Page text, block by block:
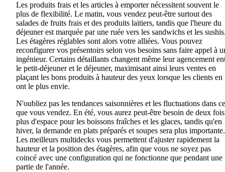
Les produits frais et les articles à emporter nécessitent souvent le
plus de flexibilité. Le matin, vous vendez peut-être surtout des
salades de fruits frais et des produits laitiers, tandis que l'heure du
déjeuner est marquée par une ruée vers les sandwichs et les
Les étagères réglables sont alors votre alliées. Vous pouvez
reconfigurer vos présentoirs selon vos besoins sans faire appel à
ingénieur. Certains détaillants changent même leur agencement
le petit-déjeuner et le déjeuner, maximisant ainsi leurs ventes en
plaçant les bons produits à hauteur des yeux lorsque les clients en
ont le plus envie.
N'oubliez pas les tendances saisonnières et les fluctuations dans ce
que vous vendez. En été, vous aurez peut-être besoin de deux fois
plus d'espace pour les boissons fraîches et les glaces, tandis qu'en
hiver, la demande en plats préparés et soupes sera plus importante.
Les meilleurs multidecks vous permettent d'ajuster rapidement la
hauteur et la position des étagères, afin que vous ne soyez pas
coincé avec une configuration qui ne fonctionne que pendant une
partie de l'année.